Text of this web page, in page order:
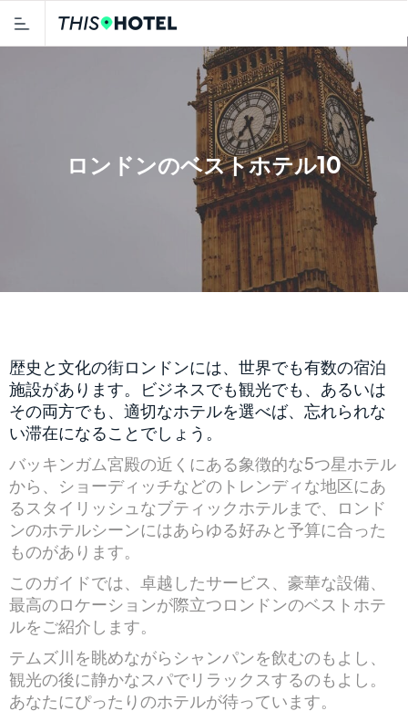
ロンドンのベストホテル10
歴史と文化の街ロンドンには、世界でも有数の宿泊
施設があります。ビジネスでも観光でも、あるいは
その両方でも、適切なホテルを選べば、忘れられな
い滞在になることでしょう。
バッキンガム宮殿の近くにある象徴的な5つ星ホテル
から、ショーディッチなどのトレンディな地区にあ
るスタイリッシュなブティックホテルまで、ロンド
ンのホテルシーンにはあらゆる好みと予算に合った
ものがあります。
このガイドでは、卓越したサービス、豪華な設備、
最高のロケーションが際立つロンドンのベストホテ
ルをご紹介します。
テムズ川を眺めながらシャンパンを飲むのもよし、
観光の後に静かなスパでリラックスするのもよし。
あなたにぴったりのホテルが待っています。